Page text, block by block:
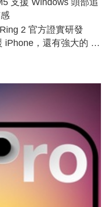
2 官方證實研發
iPhone，還有強大的 AI